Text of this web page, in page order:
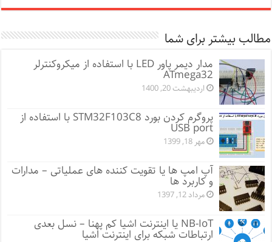
مطالب بیشتر برای شما
مدار دیمر پاور LED با استفاده از میکروکنترلر
ATmega32
اردیبهشت 20, 1400
پروگرم کردن بورد STM32F103C8 با استفاده از
USB port
مهر 18, 1399
آپ امپ ها یا تقویت کننده های عملیاتی – مدارات
و کاربرد ها
مرداد 12, 1397
NB-IoT یا اینترنت اشیا کم پهنا – نسل بعدی
ارتباطات شبکه برای اینترنت اشیا